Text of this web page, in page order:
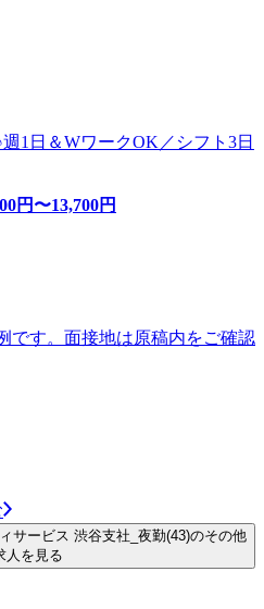
1日＆WワークOK／シフト3日
円〜13,700円
です。面接地は原稿内をご確認
サービス 渋谷支社_夜勤(43)のその他
人を見る